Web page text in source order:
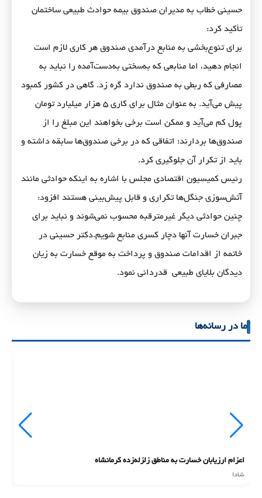
حسینی خطاب به مدیران صندوق بیمه حوادث طبیعی ساختمان
تأکید کرد:
برای تنوع‌بخشی به منابع درآمدی صندوق هر کاری لازم است
انجام دهید، اما منابعی که به‌سختی به‌دست‌آمده را نباید به
مصارفی که ربطی به صندوق ندارد گره زد. گاهی در کشور کمبود
پیش می‌آید. به عنوان مثال برای کاری ۵ هزار میلیارد تومان
پول کم می‌آید و ممکن است برخی بخواهند این مبلغ را از
صندوق‌ها بردارند؛ اتفاقی که در برخی صندوق‌ها سابقه داشته و
باید از تکرار آن جلوگیری کرد.
رئیس کمیسیون اقتصادی مجلس با اشاره به اینکه حوادثی مانند
آتش‌سوزی جنگل‌ها تکراری و قابل پیش‌بینی هستند افزود:
چنین حوادثی دیگر غیرمترقبه محسوب نمی‌شوند و نباید برای
جبران خسارت آنها دچار کسری منابع شویم.دکتر حسینی در
خاتمه از اقدامات صندوق و پرداخت به موقع خسارت به زیان
دیدگان بلایای طبیعی قدردانی نمود.
ما در رسانه‌ها
اعزام ارزیابان خسارت به مناطق زلزله‌زده کرمانشاه
شادا